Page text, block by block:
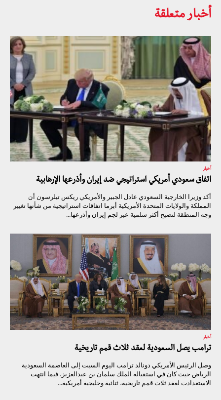
أخبار متعلقة
أخبار
اتفاق سعودي أمريكي استراتيجي ضد إيران وأذرعها الإرهابية
أكد وزيرا الخارجية السعودي عادل الجبير والأمريكي ريكس تيلرسون أن
المملكة والولايات المتحدة الأمريكية أبرما اتفاقات استراتيجية من شأنها تغيير
وجه المنطقة لتصبح أكثر سلمية عبر لجم إيران وأذرعها...
أخبار
ترامب يصل السعودية لعقد ثلاث قمم تاريخية
وصل الرئيس الأمريكي دونالد ترامب اليوم السبت إلى العاصمة السعودية
الرياض حيث كان في استقباله الملك سلمان بن عبدالعزيز، فيما انتهت
الاستعدادت لعقد ثلاث قمم تاريخية، ثنائية وخليجية أمريكية...